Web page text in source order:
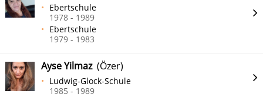
Ebertschule
1978 - 1989
Ebertschule
1979 - 1983
Ayse Yilmaz(Özer)
Ludwig-Glock-Schule
1985 - 1989